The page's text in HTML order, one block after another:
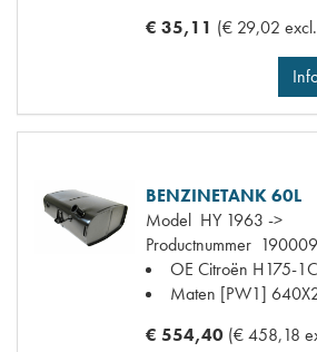
€ 35,11 (€ 29,02
BENZINETANK 60L
Model HY 1963 ->
Productnummer
OE Citroën H175-1C
Maten [PW1]
€ 554,40 (€ 458,18